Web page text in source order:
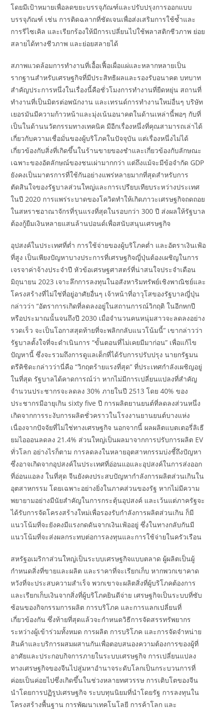
โดยมีเป้าหมายเพื่อลดขยะบรรจุภัณฑ์และปรับปรุงการออกแบบ
บรรจุภัณฑ์ เช่น การติดฉลากที่ชัดเจนเพื่อส่งเสริมการใช้ซ้ำและ
การรีไซเคิล และเรียกร้องให้มีการเปลี่ยนไปใช้พลาสติกชีวภาพ ย่อย
สลายได้ทางชีวภาพ และย่อยสลายได้
สภาพแวดล้อมการทำงานที่เอื้อเฟื้อเผื่อแผ่และหลากหลายเป็น
รากฐานสำหรับเศรษฐกิจที่มีประสิทธิผลและรองรับอนาคต บทบาท
สำคัญประการหนึ่งในเรื่องนี้คือชั่วโมงการทำงานที่ยืดหยุ่น สถานที่
ทำงานที่เป็นมิตรต่อพนักงาน และเทรนด์การทำงานใหม่อื่นๆ บริษัท
เยอรมันมีความก้าวหน้าและมุ่งเน้นอนาคตในด้านเหล่านี้พอๆ กับที่
เป็นในด้านนวัตกรรมทางเทคนิค มีอีกเรื่องหนึ่งที่คุณสามารถเล่าได้
เกี่ยวกับความเชื่อมั่นของผู้บริโภคในปัจจุบัน แต่เรื่องหนึ่งไม่ได้
เกี่ยวข้องกับสิ่งที่เกิดขึ้นในร้านขายของชำและเกี่ยวข้องกับลักษณะ
เฉพาะของอัตลักษณ์ของชนเผ่ามากกว่า แต่ถึงแม้จะมีข้อจำกัด GDP
ยังคงเป็นมาตรการที่ใช้กันอย่างแพร่หลายมากที่สุดสำหรับการ
ตัดสินใจของรัฐบาลส่วนใหญ่และการเปรียบเทียบระหว่างประเทศ
ในปี 2020 การแพร่ระบาดของโควิดทำให้เกิดภาวะเศรษฐกิจถดถอย
ในสหราชอาณาจักรที่รุนแรงที่สุดในรอบกว่า 300 ปี ส่งผลให้รัฐบาล
ต้องกู้ยืมเงินหลายแสนล้านปอนด์เพื่อสนับสนุนเศรษฐกิจ
อุปสงค์ในประเทศที่ต่ำ การใช้จ่ายของผู้บริโภคต่ำ และอัตราเงินเฟ้อ
ที่สูง เป็นเพียงปัญหาบางประการที่เศรษฐกิจญี่ปุ่นต้องเผชิญในการ
เจรจาค่าจ้างประจำปี หัวข้อเศรษฐศาสตร์ที่น่าสนใจประจำเดือน
มิถุนายน 2023 เจาะลึกการลงทุนในอสังหาริมทรัพย์เชิงพาณิชย์และ
โครงสร้างที่ไม่ใช่ที่อยู่อาศัยอื่นๆ เจ้าหน้าที่อาวุโสของรัฐบาลญี่ปุ่น
กล่าวว่า “อัตราการเกิดที่ลดลงอยู่ในสถานการณ์วิกฤติ ในอีกหกปี
หรือประมาณนั้นจนถึงปี 2030 เมื่อจำนวนคนหนุ่มสาวจะลดลงอย่าง
รวดเร็ว จะเป็นโอกาสสุดท้ายที่จะพลิกกลับแนวโน้มนี้” เขากล่าวว่า
รัฐบาลตั้งใจที่จะดำเนินการ “ขั้นตอนที่ไม่เคยมีมาก่อน” เพื่อแก้ไข
ปัญหานี้ ซึ่งจะรวมถึงการดูแลเด็กที่ได้รับการปรับปรุง นายกรัฐมน
ตรีคิชิดะกล่าวว่านี่คือ “วิกฤตร้ายแรงที่สุด” ที่ประเทศกำลังเผชิญอยู่
ในที่สุด รัฐบาลได้คาดการณ์ว่า หากไม่มีการเปลี่ยนแปลงที่สำคัญ
จำนวนประชากรจะลดลง 30% ภายในปี 2513 โดย 40% ของ
ประชากรมีอายุเกิน sixty five ปี การผลิตยานยนต์ที่ลดลงส่วนหนึ่ง
เกิดจากการระงับการผลิตชั่วคราวในโรงงานยานยนต์บางแห่ง
เนื่องจากปัจจัยที่ไม่ใช่ทางเศรษฐกิจ นอกจากนี้ ผลผลิตแบตเตอรี่ลิเธี
ยมไอออนลดลง 21.4% ส่วนใหญ่เป็นผลมาจากการปรับการผลิต EV
ทั่วโลก อย่างไรก็ตาม การลดลงในหลายอุตสาหกรรมบ่งชี้ถึงปัญหา
ซึ่งอาจเกิดจากอุปสงค์ในประเทศที่อ่อนแอและอุปสงค์ในการส่งออก
ที่อ่อนแอลง ในที่สุด จีนยังคงประสบปัญหากำลังการผลิตส่วนเกินใน
อุตสาหกรรม โดยเฉพาะอย่างยิ่งในภาคส่วนของรัฐ หากไม่มีความ
พยายามอย่างมีนัยสำคัญในการกระตุ้นอุปสงค์ และเว้นแต่ภาครัฐจะ
ได้รับการจัดโครงสร้างใหม่เพื่อรองรับกำลังการผลิตส่วนเกิน ก็มี
แนวโน้มที่จะยังคงมีแรงกดดันจากเงินเฟ้ออยู่ ซึ่งในทางกลับกันมี
แนวโน้มที่จะส่งผลกระทบต่อการลงทุนและการใช้จ่ายในครัวเรือน
สหรัฐอเมริกาส่วนใหญ่เป็นระบบเศรษฐกิจแบบตลาด ผู้ผลิตเป็นผู้
กำหนดสิ่งที่ขายและผลิต และราคาที่จะเรียกเก็บ หากพวกเขาคาด
หวังที่จะประสบความสำเร็จ พวกเขาจะผลิตสิ่งที่ผู้บริโภคต้องการ
และเรียกเก็บเงินจากสิ่งที่ผู้บริโภคยินดีจ่าย เศรษฐกิจเป็นระบบที่ซับ
ซ้อนของกิจกรรมการผลิต การบริโภค และการแลกเปลี่ยนที่
เกี่ยวข้องกัน ซึ่งท้ายที่สุดแล้วจะกำหนดวิธีการจัดสรรทรัพยากร
ระหว่างผู้เข้าร่วมทั้งหมด การผลิต การบริโภค และการจัดจำหน่าย
สินค้าและบริการผสมผสานกันเพื่อตอบสนองความต้องการของผู้ที่
อาศัยและประกอบกิจการภายในระบบเศรษฐกิจ การเปลี่ยนแปลง
ทางเศรษฐกิจของจีนไปสู่มหาอำนาจระดับโลกเป็นกระบวนการที่
ค่อยเป็นค่อยไปซึ่งเกิดขึ้นในช่วงหลายทศวรรษ การเติบโตของจีน
นำโดยการปฏิรูปเศรษฐกิจ ระบบทุนนิยมที่นำโดยรัฐ การลงทุนใน
โครงสร้างพื้นฐาน การพัฒนาเทคโนโลยี การค้าโลก และ